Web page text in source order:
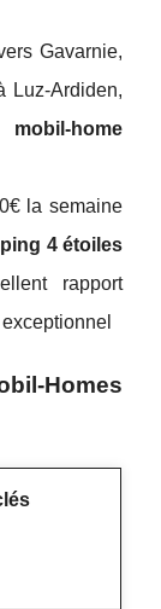
Gavarnie,
Luz-Ardiden,
mobil-home
la semaine
4 étoiles
rapport
Homes